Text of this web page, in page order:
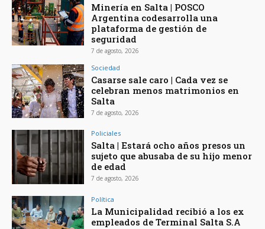
Minería en Salta | POSCO
Argentina codesarrolla una
plataforma de gestión de
seguridad
7 de agosto, 2026
Sociedad
Casarse sale caro | Cada vez se
celebran menos matrimonios en
Salta
7 de agosto, 2026
Policiales
Salta | Estará ocho años presos un
sujeto que abusaba de su hijo menor
de edad
7 de agosto, 2026
Política
La Municipalidad recibió a los ex
empleados de Terminal Salta S.A